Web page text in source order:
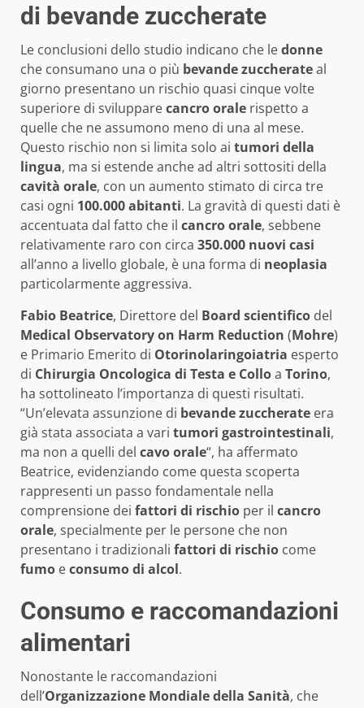
di bevande zuccherate
Le conclusioni dello studio indicano che ledonne
che consumano una o più bevande zuccherateal
giorno presentano un rischio quasi cinque volte
superiore di svilupparecancro orale rispetto a
quelle che ne assumono meno di una al mese.
Questo rischio non si limita solo ai tumori della
lingua, ma si estende anche ad altri sottositi della
cavità orale, con un aumento stimato di circa tre
casi ogni 100.000 abitanti. La gravità di questi dati è
accentuata dal fatto che il cancro orale, sebbene
relativamente raro con circa 350.000 nuovi casi
all’anno a livello globale, è una forma di neoplasia
particolarmente aggressiva.
Fabio Beatrice, Direttore del Board scientifico del
Medical Observatory on Harm Reduction (Mohre)
e Primario Emerito di Otorinolaringoiatria esperto
di Chirurgia Oncologica di Testa e Colloa Torino,
ha sottolineato l’importanza di questi risultati.
“Un’elevata assunzione di bevande zuccherate era
già stata associata a vari tumori gastrointestinali,
ma non a quelli del cavo orale“, ha affermato
Beatrice, evidenziando come questa scoperta
rappresenti un passo fondamentale nella
comprensione dei fattori di rischio per il cancro
orale, specialmente per le persone che non
presentano i tradizionali fattori di rischio come
fumo econsumo di alcol.
Consumo e raccomandazioni
alimentari
Nonostante le raccomandazioni
dell’Organizzazione Mondiale della Sanità, che